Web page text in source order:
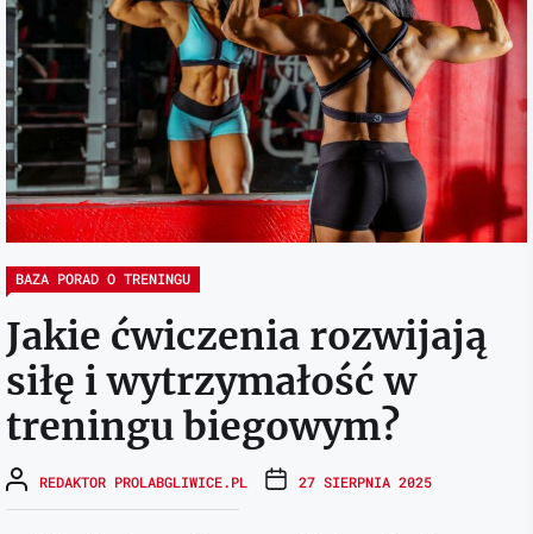
BAZA PORAD O TRENINGU
Jakie ćwiczenia rozwijają
siłę i wytrzymałość w
treningu biegowym?
REDAKTOR PROLABGLIWICE.PL 27 SIERPNIA 2025